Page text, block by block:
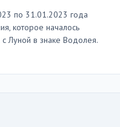
по 31.01.2023 года
которое началось
Луной в знаке Водолея.